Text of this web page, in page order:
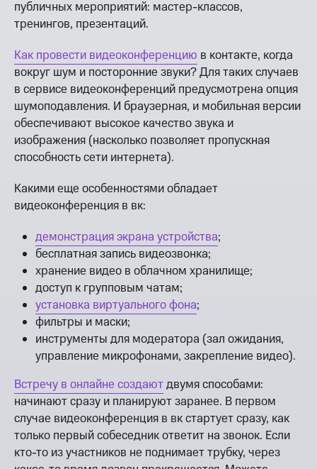
публичных мероприятий: мастер-классов,
тренингов, презентаций.
Как провести видеоконференцию в контакте, когда
вокруг шум и посторонние звуки? Для таких случаев
в сервисе видеоконференций предусмотрена опция
шумоподавления. И браузерная, и мобильная версии
обеспечивают высокое качество звука и
изображения (насколько позволяет пропускная
способность сети интернета).
Какими еще особенностями обладает
видеоконференция в вк:
демонстрация экрана устройства;
бесплатная запись видеозвонка;
хранение видео в облачном хранилище;
доступ к групповым чатам;
установка виртуального фона;
фильтры и маски;
инструменты для модератора (зал ожидания,
управление микрофонами, закрепление видео).
Встречу в онлайне создаютдвумя способами:
начинают сразу и планируют заранее. В первом
случае видеоконференция в вк стартует сразу, как
только первый собеседник ответит на звонок. Если
кто-то из участников не поднимает трубку, через